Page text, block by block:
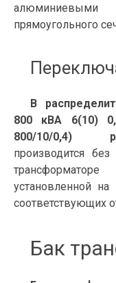
прямоугольного
В
800 кВА 6(10)
800/10/0,4)
производится
установленной
соответствующих
Бак